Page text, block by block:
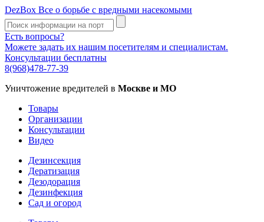
DezBox Все о борьбе с вредными насекомыми
Есть вопросы?
Можете задать их нашим посетителям и специалистам.
Консультации бесплатны
8(968)478-77-39
Уничтожение вредителей в Москве и МО
Товары
Организации
Консультации
Видео
Дезинсекция
Дератизация
Дезодорация
Дезинфекция
Сад и огород